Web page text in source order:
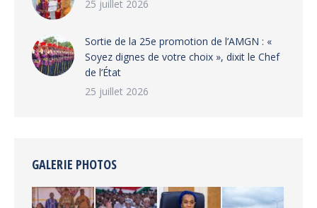
25 juillet 2026
‎Sortie de la 25e promotion de l’AMGN : «
Soyez dignes de votre choix », dixit le Chef
de l’État
25 juillet 2026
GALERIE PHOTOS